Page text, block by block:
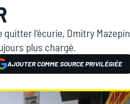
quitter l'écurie, Dmitry Mazepin
plus chargé.
AJOUTER COMME SOURCE PRIVILÉGIÉE